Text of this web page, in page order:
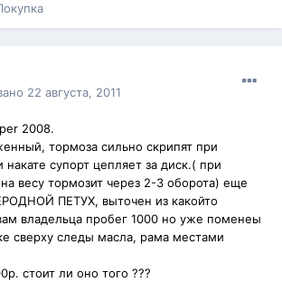
22 августа, 2011
2008.
тормоза сильно скрипят при
супорт цепляет за диск.( при
весу тормозит через 2-3 оборота) еще
ПЕТУХ, выточен из какойто
владельца пробег 1000 но уже поменеы
сверху следы масла, рама местами
стоит ли оно того ???